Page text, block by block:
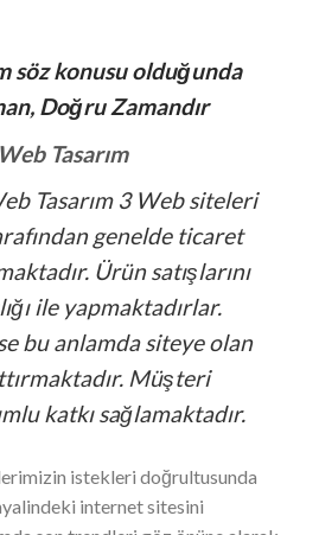
söz konusu olduğunda
Doğru Zamandır
Web Tasarım
Tasarım 3 Web siteleri
genelde ticaret
Ürün satışlarını
ile yapmaktadırlar.
bu anlamda siteye olan
Müşteri
katkı sağlamaktadır.
istekleri doğrultusunda
internet sitesini